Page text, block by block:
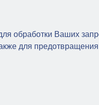
обработки Ваших
для